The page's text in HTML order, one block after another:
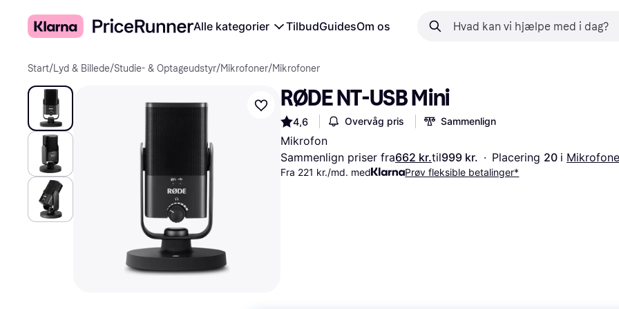
Alle kategorier TilbudGuidesOm os
Start/Lyd & Billede/Studie- & Optageudstyr/Mikrofoner/Mikrofoner
RØDE NT-USB Mini
4,6 Overvåg pris Sammenlign
Mikrofon
Sammenlign priser fra662 kr.til999 kr. · Placering 20 i
Fra 221 kr./md. med Prøv fleksible betalinger*